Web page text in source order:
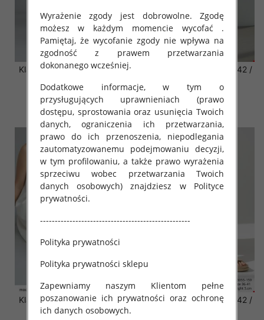
Klapki damskie Roz 36-42 /
41.00 zł
szczegóły
Klapki damskie Roz 36-42 /
41.00 zł
szczegóły
Klapki damskie Roz 36-42 /
12 par
Klapki damskie Roz 36-42 /
Wyrażenie zgody jest dobrowolne. Zgodę
możesz w każdym momencie wycofać .
Pamiętaj, że wycofanie zgody nie wpływa na
zgodność z prawem przetwarzania
dokonanego wcześniej.
Dodatkowe informacje, w tym o
przysługujących uprawnieniach (prawo
dostępu, sprostowania oraz usunięcia Twoich
danych, ograniczenia ich przetwarzania,
prawo do ich przenoszenia, niepodlegania
zautomatyzowanemu podejmowaniu decyzji,
w tym profilowaniu, a także prawo wyrażenia
sprzeciwu wobec przetwarzania Twoich
danych osobowych) znajdziesz w Polityce
prywatności.
---------------------------------------------------
Polityka prywatności
Polityka prywatności sklepu
Zapewniamy naszym Klientom pełne
poszanowanie ich prywatności oraz ochronę
ich danych osobowych.